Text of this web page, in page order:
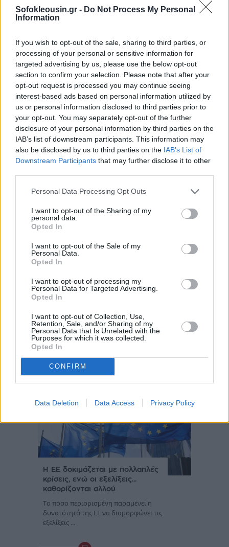
Sofokleousin.gr - Do Not Process My Personal
Information
If you wish to opt-out of the sale, sharing to third parties, or
processing of your personal or sensitive information for
targeted advertising by us, please use the below opt-out
section to confirm your selection. Please note that after your
opt-out request is processed you may continue seeing
interest-based ads based on personal information utilized by
us or personal information disclosed to third parties prior to
your opt-out. You may separately opt-out of the further
disclosure of your personal information by third parties on the
IAB’s list of downstream participants. This information may
also be disclosed by us to third parties on the IAB’s List of
Downstream Participants that may further disclose it to other
Personal Data Processing Opt Outs
I want to opt-out of the Sharing of my
personal data.
Opted In
I want to opt-out of the Sale of my
Personal Data.
Opted In
I want to opt-out of processing my
Personal Data for Targeted Advertising.
Opted In
I want to opt-out of Collection, Use,
Retention, Sale, and/or Sharing of my
Personal Data that Is Unrelated with the
Purposes for which it was collected.
Opted In
CONFIRM
Data Deletion Data Access Privacy Policy
17:50, 27 Ιουνίου 2026
Μηχανικός της Google
κατηγορείται για insider trading
μέσω Polymarket
07:21, 28 Μαΐου 2026
ΔΙΕΘΝΉ
Συμφέροντα crypto και
prediction markets φέρνουν
«στα μέτρα τους» την CFTC
10:22, 25 Μαΐου 2026
ΗΠΑ: Στρατιωτικός κέρδισε
σύλληψη του Μαδούρο
Markets"; Στα δικαστήρια ο
Τραμπ κατά Πολιτειών
EDITORS' PICKS
Η ΕΕ δοκιμάζεται με πολλαπλές
κρίσεις, ενώ οι εξελίξεις...
καθορίζονται αλλού
Το πόσο περιορισμένη παραμένει η
δυνατότητά της ΕΕ να διαμορφώνει τις
εξελίξεις ...